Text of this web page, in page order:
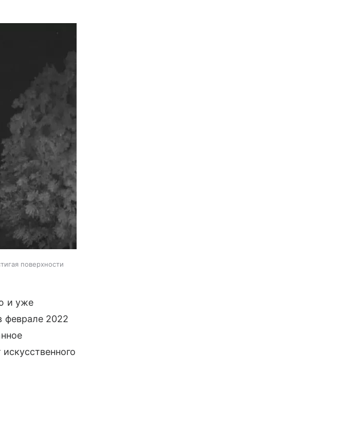
поверхности
и уже
феврале 2022